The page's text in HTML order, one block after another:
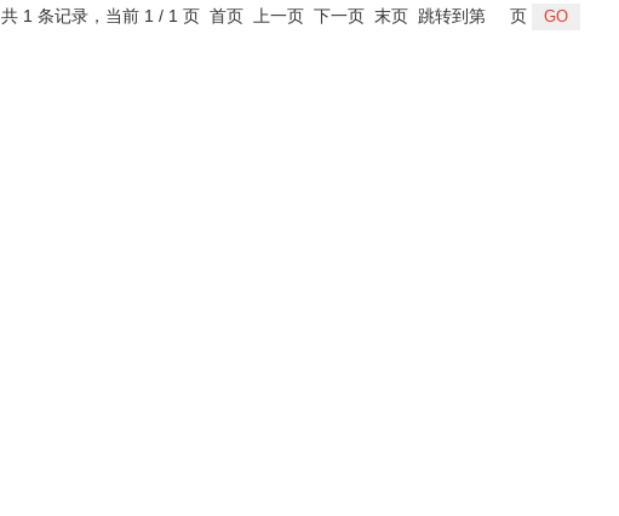
共 1 条记录，当前 1 / 1 页 首页 上一页 下一页 末页 跳转到第 页